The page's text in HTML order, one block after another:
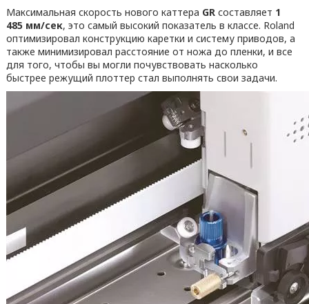
Максимальная скорость нового каттера GRсоставляет 1
485 мм/сек, это самый высокий показатель в классе. Roland
оптимизировал конструкцию каретки и систему приводов, а
также минимизировал расстояние от ножа до пленки, и все
для того, чтобы вы могли почувствовать насколько
быстрее режущий плоттер стал выполнять свои задачи.